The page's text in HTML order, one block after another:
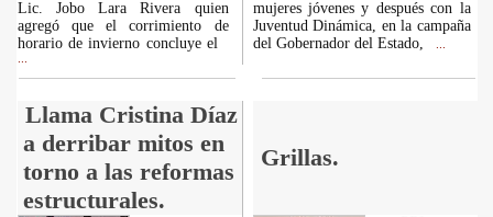
Lic. Jobo Lara Rivera quien
agregó que el corrimiento de
horario de invierno concluye el
mujeres jóvenes y después con la
Juventud Dinámica, en la campaña
del Gobernador del Estado,
Llama Cristina Díaz
a derribar mitos en
torno a las reformas
estructurales.
Grillas.